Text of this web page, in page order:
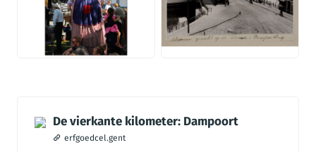
JPG JPEG
De vierkante kilometer: Dampoort
erfgoedcel.gent